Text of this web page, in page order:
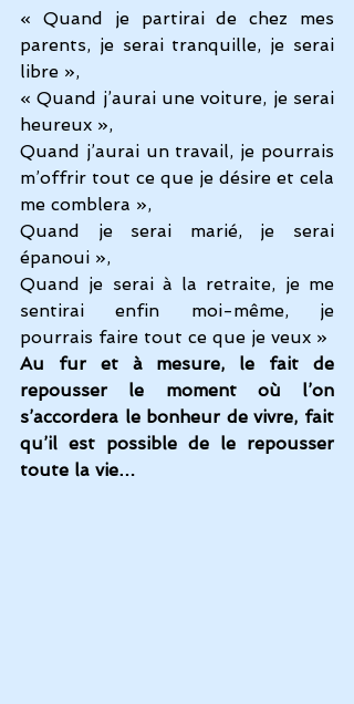
« Quand je partirai de chez mes
parents, je serai tranquille, je serai
libre »,
« Quand j’aurai une voiture, je serai
heureux »,
Quand j’aurai un travail, je pourrais
m’offrir tout ce que je désire et cela
me comblera »,
Quand je serai marié, je serai
épanoui »,
Quand je serai à la retraite, je me
sentirai enfin moi-même, je
pourrais faire tout ce que je veux »
Au fur et à mesure, le fait de
repousser le moment où l’on
s’accordera le bonheur de vivre, fait
qu’il est possible de le repousser
toute la vie…